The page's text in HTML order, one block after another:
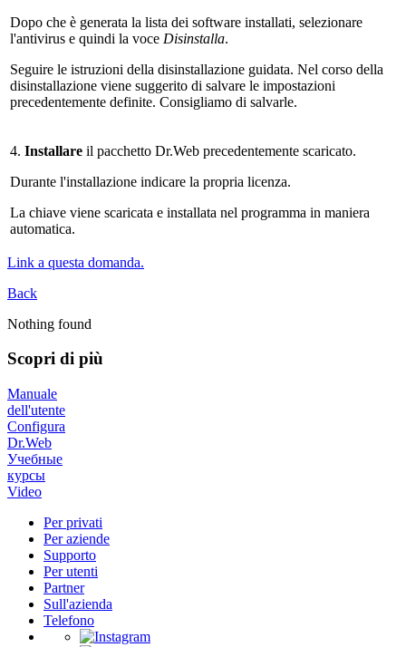
Dopo che è generata la lista dei software installati, selezionare
l'antivirus e quindi la voce Disinstalla.
Seguire le istruzioni della disinstallazione guidata. Nel corso della
disinstallazione viene suggerito di salvare le impostazioni
precedentemente definite. Consigliamo di salvarle.
4. Installare il pacchetto Dr.Web precedentemente scaricato.
Durante l'installazione indicare la propria licenza.
La chiave viene scaricata e installata nel programma in maniera
automatica.
Link a questa domanda.
Back
Nothing found
Scopri di più
Manuale
dell'utente
Configura
Dr.Web
Учебные
курсы
Video
Per privati
Per aziende
Supporto
Per utenti
Partner
Sull'azienda
Telefono